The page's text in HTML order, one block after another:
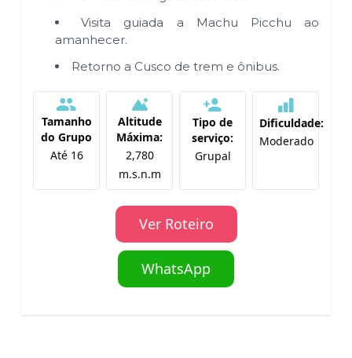
Visita guiada a Machu Picchu ao
amanhecer.
Retorno a Cusco de trem e ônibus.
Tamanho
do Grupo
Até 16
Altitude
Máxima:
2,780
m.s.n.m
Tipo de
serviço:
Grupal
Dificuldade:
Moderado
Ver Roteiro
WhatsApp